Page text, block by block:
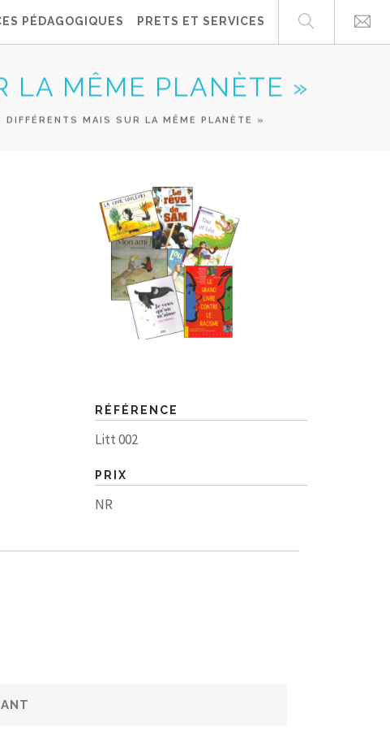
PÉDAGOGIQUES PRETS ET SERVICES
LA MÊME PLANÈTE »
MAIS SUR LA MÊME PLANÈTE »
RÉFÉRENCE
Litt 002
PRIX
NR